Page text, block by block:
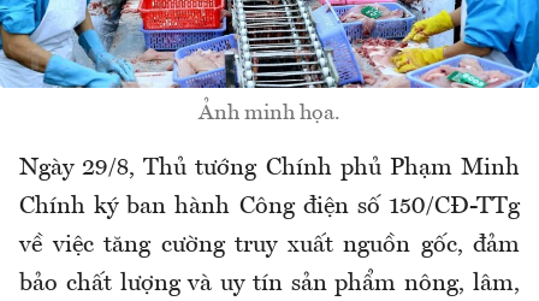
Ảnh minh họa.
Ngày 29/8, Thủ tướng Chính phủ Phạm Minh
Chính ký ban hành Công điện số 150/CĐ-TTg
về việc tăng cường truy xuất nguồn gốc, đảm
bảo chất lượng và uy tín sản phẩm nông, lâm,